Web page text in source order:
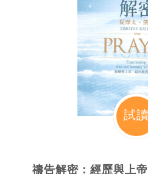
教會歷史
靈修／禱告
信徒生活
教會事工
試讀
禱告解密：經歷與上